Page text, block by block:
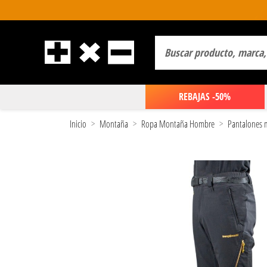
REBAJAS -50%
Inicio Montaña Ropa Montaña Hombre Pantalones